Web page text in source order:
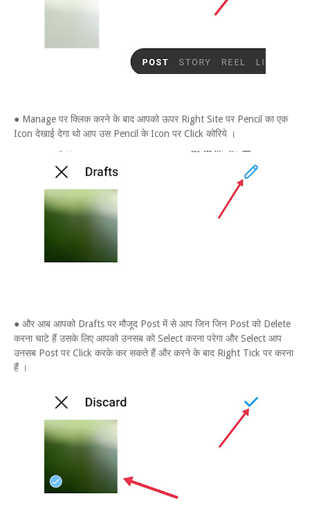
● Manage पर क्लिक करने के बाद आपको ऊपर Right Site पर Pencil का एक
Icon देखाई देगा थो आप उस Pencil के Icon पर Click कोरिये ।
● और आब आपको Drafts पर मौजूद Post में से आप जिन जिन Post को Delete
करना चाटे हैं उसके लिए आपको उनसब को Select करना परेगा और Select आप
उनसब Post पर Click करके कर सकते हैं और करने के बाद Right Tick पर करना
हैं ।